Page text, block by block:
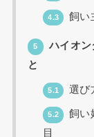
4.3 飼い
5
ハイオン
と
5.1 選び
5.2
飼い
目